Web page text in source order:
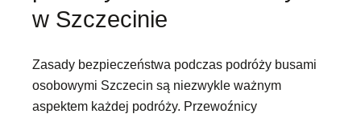
w Szczecinie
Zasady bezpieczeństwa podczas podróży busami
osobowymi Szczecin są niezwykle ważnym
aspektem każdej podróży. Przewoźnicy